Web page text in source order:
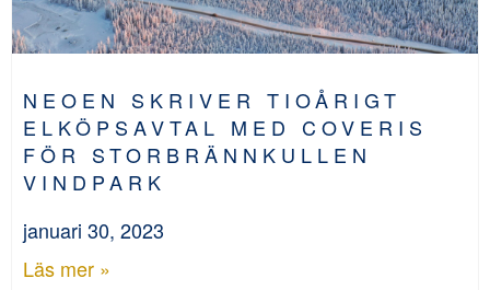
NEOEN SKRIVER TIOÅRIGT
ELKÖPSAVTAL MED COVERIS
FÖR STORBRÄNNKULLEN
VINDPARK
januari 30, 2023
Läs mer »